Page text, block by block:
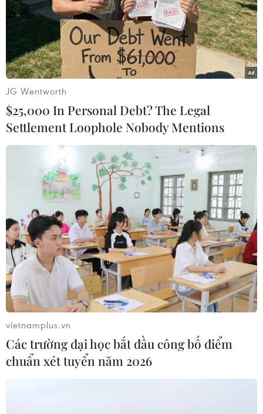
Phong Nha-Kẻ Bàng được UNESCO vinh
danh là Khu Dự trữ sinh quyển thế giới
06/06/2026 03:43
Việc được UNESCO công nhận là Khu Dự trữ sinh quyển
thế giới góp phần nâng cao vị thế của địa phương trên
bản đồ du lịch và bảo tồn thiên nhiên thế giới, hướng tới
mục tiêu tăng trưởng xanh, bền vững.
JG Wentworth
$25,000 In Personal Debt? The Legal
Settlement Loophole Nobody Mentions
vietnamplus.vn
Các trường đại học bắt đầu công bố điểm
chuẩn xét tuyển năm 2026